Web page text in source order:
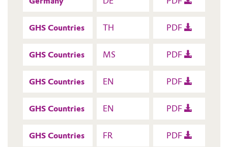
GHS Countries TH PDF
GHS Countries MS PDF
GHS Countries EN PDF
GHS Countries EN PDF
GHS Countries FR PDF